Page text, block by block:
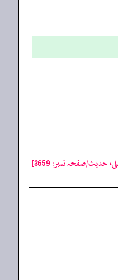
صفحہ نمبر: 3659]